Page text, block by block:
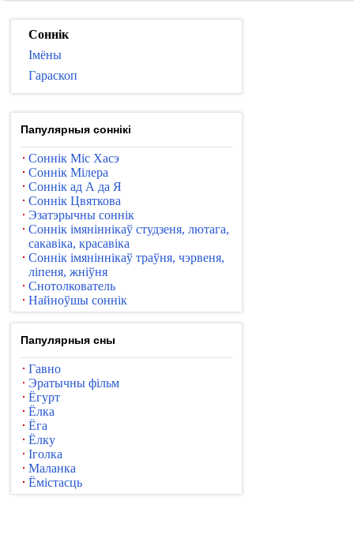
Соннік
Імёны
Гараскоп
Папулярныя соннікі
Соннік Міс Хасэ
Соннік Мілера
Соннік ад А да Я
Соннік Цвяткова
Эзатэрычны соннік
Соннік імяніннікаў студзеня, лютага,
сакавіка, красавіка
Соннік імяніннікаў траўня, чэрвеня,
ліпеня, жніўня
Снотолкователь
Найноўшы соннік
Папулярныя сны
Гавно
Эратычны фільм
Ёгурт
Ёлка
Ёга
Ёлку
Іголка
Маланка
Ёмістасць